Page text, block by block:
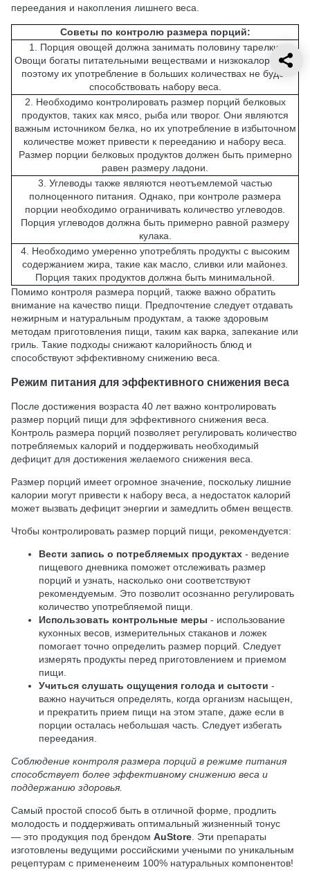
переедания и накопления лишнего веса.
Советы по контролю размера порций:
1. Порция овощей должна занимать половину тарелки.
Овощи богаты питательными веществами и низкокалорийны,
поэтому их употребление в больших количествах не будет
способствовать набору веса.
2. Необходимо контролировать размер порций белковых
продуктов, таких как мясо, рыба или творог. Они являются
важным источником белка, но их употребление в избыточном
количестве может привести к перееданию и набору веса.
Размер порции белковых продуктов должен быть примерно
равен размеру ладони.
3. Углеводы также являются неотъемлемой частью
полноценного питания. Однако, при контроле размера
порции необходимо ограничивать количество углеводов.
Порция углеводов должна быть примерно равной размеру
кулака.
4. Необходимо умеренно употреблять продукты с высоким
содержанием жира, такие как масло, сливки или майонез.
Порция таких продуктов должна быть минимальной.
Помимо контроля размера порций, также важно обратить
внимание на качество пищи. Предпочтение следует отдавать
нежирным и натуральным продуктам, а также здоровым
методам приготовления пищи, таким как варка, запекание или
гриль. Такие подходы снижают калорийность блюд и
способствуют эффективному снижению веса.
Режим питания для эффективного снижения веса
После достижения возраста 40 лет важно контролировать
размер порций пищи для эффективного снижения веса.
Контроль размера порций позволяет регулировать количество
потребляемых калорий и поддерживать необходимый
дефицит для достижения желаемого снижения веса.
Размер порций имеет огромное значение, поскольку лишние
калории могут привести к набору веса, а недостаток калорий
может вызвать дефицит энергии и замедлить обмен веществ.
Чтобы контролировать размер порций пищи, рекомендуется:
Вести запись о потребляемых продуктах - ведение
пищевого дневника поможет отслеживать размер
порций и узнать, насколько они соответствуют
рекомендуемым. Это позволит осознанно регулировать
количество употребляемой пищи.
Использовать контрольные меры - использование
кухонных весов, измерительных стаканов и ложек
помогает точно определить размер порций. Следует
измерять продукты перед приготовлением и приемом
пищи.
Учиться слушать ощущения голода и сытости -
важно научиться определять, когда организм насыщен,
и прекратить прием пищи на этом этапе, даже если в
порции осталась небольшая часть. Следует избегать
переедания.
Соблюдение контроля размера порций в режиме питания
способствует более эффективному снижению веса и
поддержанию здоровья.
Самый простой способ быть в отличной форме, продлить
молодость и поддерживать оптимальный жизненный тонус
— это продукция под брендом AuStore. Эти препараты
изготовлены ведущими российскими учеными по уникальным
рецептурам с примененеим 100% натуральных компонентов!